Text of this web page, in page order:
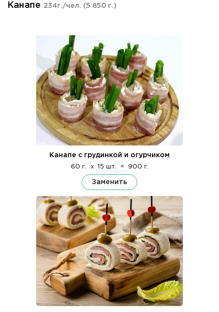
Канапе 234г./чел. (5 850 г.)
Канапе с грудинкой и огурчиком
60 г. x 15 шт. = 900 г.
Заменить